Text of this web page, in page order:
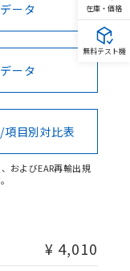
ータ
ータ
目別対比表
およびEAR再輸出規
¥ 4,010
在庫・価格
無料テスト機